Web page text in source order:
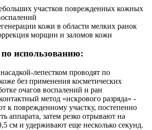
участков поврежденных кожных
кожи в области мелких ранок
морщин и заломов кожи
использованию:
лепестком проводят по
без применения косметических
очагов воспалений и ран
метод «искрового разряда» -
к поврежденному участку, постепенно
аппарата, затем резко отрывают на
см и удерживают еще несколько секунд.